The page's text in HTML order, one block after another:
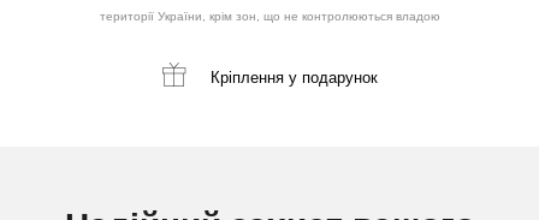
території України, крім зон, що не контролюються владою
Кріпленняу подарунок